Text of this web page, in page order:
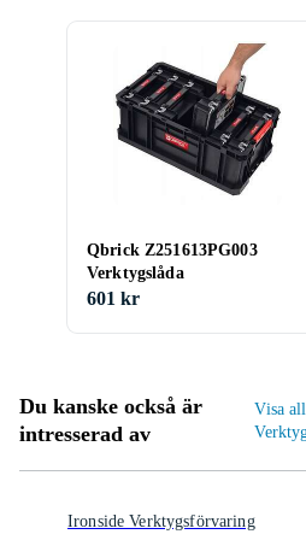
Qbrick Z251613PG003
Verktygslåda
601 kr
Du kanske också är
intresserad av
Visa
Ironside Verktygsförvaring